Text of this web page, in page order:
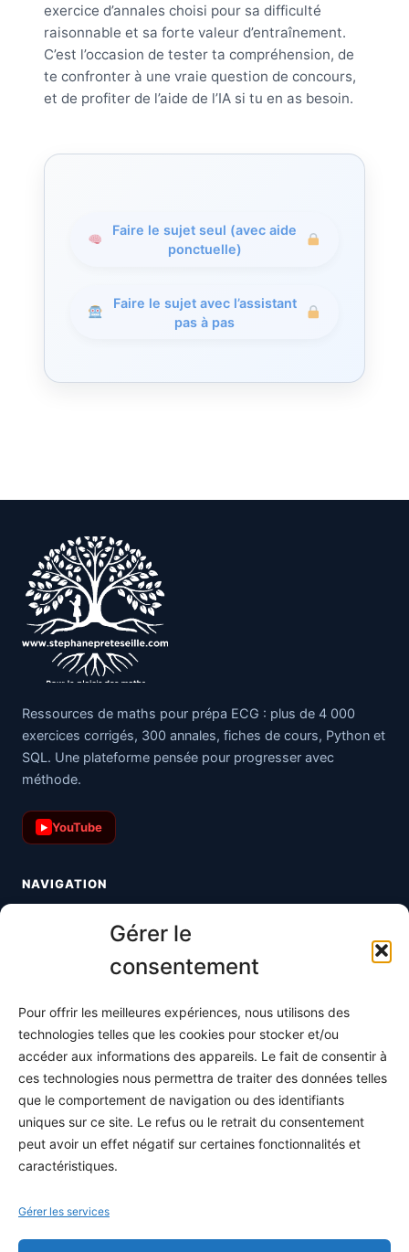
Gérer le
consentement
Pour offrir les meilleures expériences, nous utilisons des
technologies telles que les cookies pour stocker et/ou
accéder aux informations des appareils. Le fait de consentir à
ces technologies nous permettra de traiter des données telles
que le comportement de navigation ou des identifiants
uniques sur ce site. Le refus ou le retrait du consentement
peut avoir un effet négatif sur certaines fonctionnalités et
caractéristiques.
Gérer les services
exercice d’annales choisi pour sa difficulté
raisonnable et sa forte valeur d’entraînement.
C’est l’occasion de tester ta compréhension, de
te confronter à une vraie question de concours,
et de profiter de l’aide de l’IA si tu en as besoin.
Faire le sujet seul (avec aide
ponctuelle)
Faire le sujet avec l’assistant
pas à pas
Ressources de maths pour prépa ECG : plus de 4 000
exercices corrigés, 300 annales, fiches de cours, Python et
SQL. Une plateforme pensée pour progresser avec
méthode.
▶ YouTube
NAVIGATION
Toutes les maths
S'abonner
À propos
Contact / Support
Mes publications
INFORMATIONS LÉGALES